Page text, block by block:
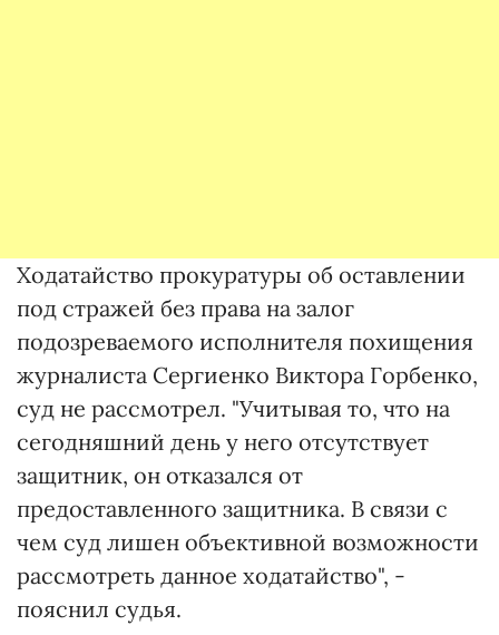
Ходатайство прокуратуры об оставлении
под стражей без права на залог
подозреваемого исполнителя похищения
журналиста Сергиенко Виктора Горбенко,
суд не рассмотрел. "Учитывая то, что на
сегодняшний день у него отсутствует
защитник, он отказался от
предоставленного защитника. В связи с
чем суд лишен объективной возможности
рассмотреть данное ходатайство", -
пояснил судья.